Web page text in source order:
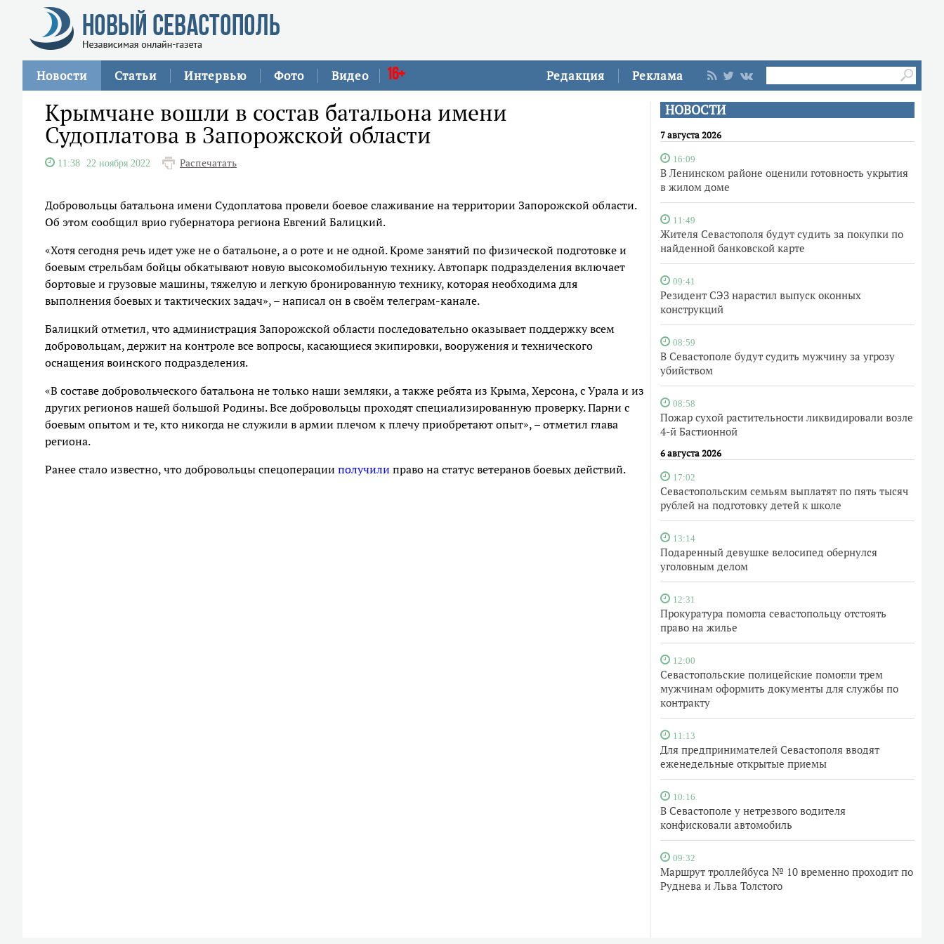
Редакция Реклама
Новости Статьи Интервью Фото Видео 16+
НОВОСТИ
7 августа 2026
16:09
В Ленинском районе оценили готовность укрытия
в жилом доме
11:49
Жителя Севастополя будут судить за покупки по
найденной банковской карте
09:41
Резидент СЭЗ нарастил выпуск оконных
конструкций
08:59
В Севастополе будут судить мужчину за угрозу
убийством
08:58
Пожар сухой растительности ликвидировали возле
4-й Бастионной
6 августа 2026
17:02
Севастопольским семьям выплатят по пять тысяч
рублей на подготовку детей к школе
13:14
Подаренный девушке велосипед обернулся
уголовным делом
12:31
Прокуратура помогла севастопольцу отстоять
право на жилье
12:00
Севастопольские полицейские помогли трем
мужчинам оформить документы для службы по
контракту
11:13
Для предпринимателей Севастополя вводят
еженедельные открытые приемы
10:16
В Севастополе у нетрезвого водителя
конфисковали автомобиль
09:32
Маршрут троллейбуса № 10 временно проходит по
Руднева и Льва Толстого
Крымчане вошли в состав батальона имени
Судоплатова в Запорожской области
11:38 22 ноября 2022 Распечатать
Добровольцы батальона имени Судоплатова провели боевое слаживание на территории Запорожской области.
Об этом сообщил врио губернатора региона Евгений Балицкий.
«Хотя сегодня речь идет уже не о батальоне, а о роте и не одной. Кроме занятий по физической подготовке и
боевым стрельбам бойцы обкатывают новую высокомобильную технику. Автопарк подразделения включает
бортовые и грузовые машины, тяжелую и легкую бронированную технику, которая необходима для
выполнения боевых и тактических задач», – написал он в своём телеграм-канале.
Балицкий отметил, что администрация Запорожской области последовательно оказывает поддержку всем
добровольцам, держит на контроле все вопросы, касающиеся экипировки, вооружения и технического
оснащения воинского подразделения.
«В составе добровольческого батальона не только наши земляки, а также ребята из Крыма, Херсона, с Урала и из
других регионов нашей большой Родины. Все добровольцы проходят специализированную проверку. Парни с
боевым опытом и те, кто никогда не служили в армии плечом к плечу приобретают опыт», – отметил глава
региона.
Ранее стало известно, что добровольцы спецоперации получили право на статус ветеранов боевых действий.